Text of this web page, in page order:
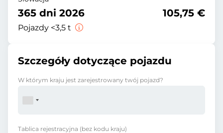
365 dni 2026
Pojazdy <3,5 t
105,75 €
Szczegóły dotyczące pojazdu
W którym kraju jest zarejestrowany twój pojazd?
Tablica rejestracyjna (bez kodu kraju)